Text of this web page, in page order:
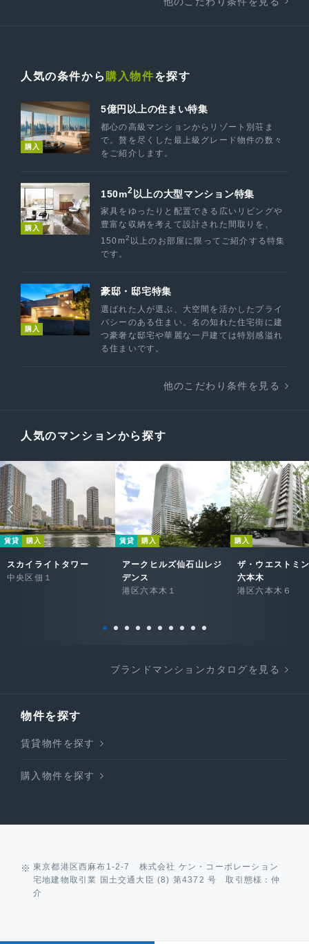
人気の条件から 購入物件を探す
購入
5億円以上の住まい特集
都心の高級マンションからリゾート別荘ま
で。贅を尽くした最上級グレード物件の数々
をご紹介します。
購入
150m2 以上の大型マンション特集
家具をゆったりと配置できる広いリビングや
豊富な収納を考えて設計された間取りを、
150m2 以上のお部屋に限ってご紹介する特集
です。
購入
豪邸・邸宅特集
選ばれた人が選ぶ、大空間を活かしたプライ
バシーのある住まい。名の知れた住宅街に建
つ豪奢な邸宅や華麗な一戸建ては特別感溢れ
る住まいです。
他のこだわり条件を見る
人気のマンションから探す
賃貸 購入
スカイライトタワー
中央区佃１
賃貸 購入
アークヒルズ仙石山レジ
デンス
港区六本木１
購入
ザ・ウエストミ
六本木
港区六本木６
ブランドマンションカタログを見る
物件を探す
賃貸物件を探す
購入物件を探す
東京都港区西麻布1-2-7 株式会社 ケン・コーポレーション
宅地建物取引業 国土交通大臣 (8) 第4372 号 取引態様：仲
介